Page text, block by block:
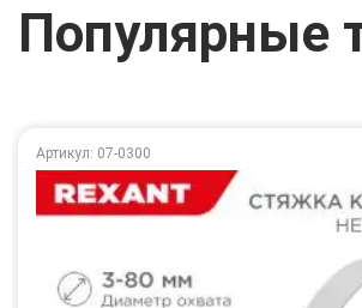
Популярные
Артикул: 07-0300